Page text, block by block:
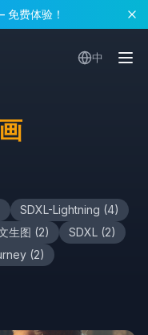
费体验！
中
SDXL-Lightning (4)
生图 (2) SDXL (2)
(2)